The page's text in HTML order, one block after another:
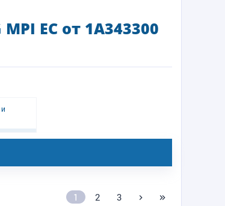
EC от 1A343300
1 2 3